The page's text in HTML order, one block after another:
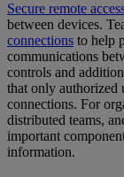
Secure remote
between devices.
connections to help
communications
controls and
that only authorized
connections. For
distributed teams,
important
information.